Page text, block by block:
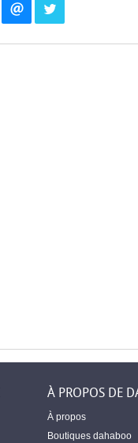
À PROPOS DE
À propos
Boutiques dahaboo